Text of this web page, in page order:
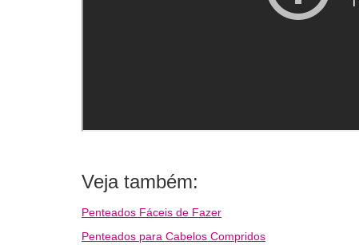
Veja também:
Penteados Fáceis de Fazer
Penteados para Cabelos Compridos